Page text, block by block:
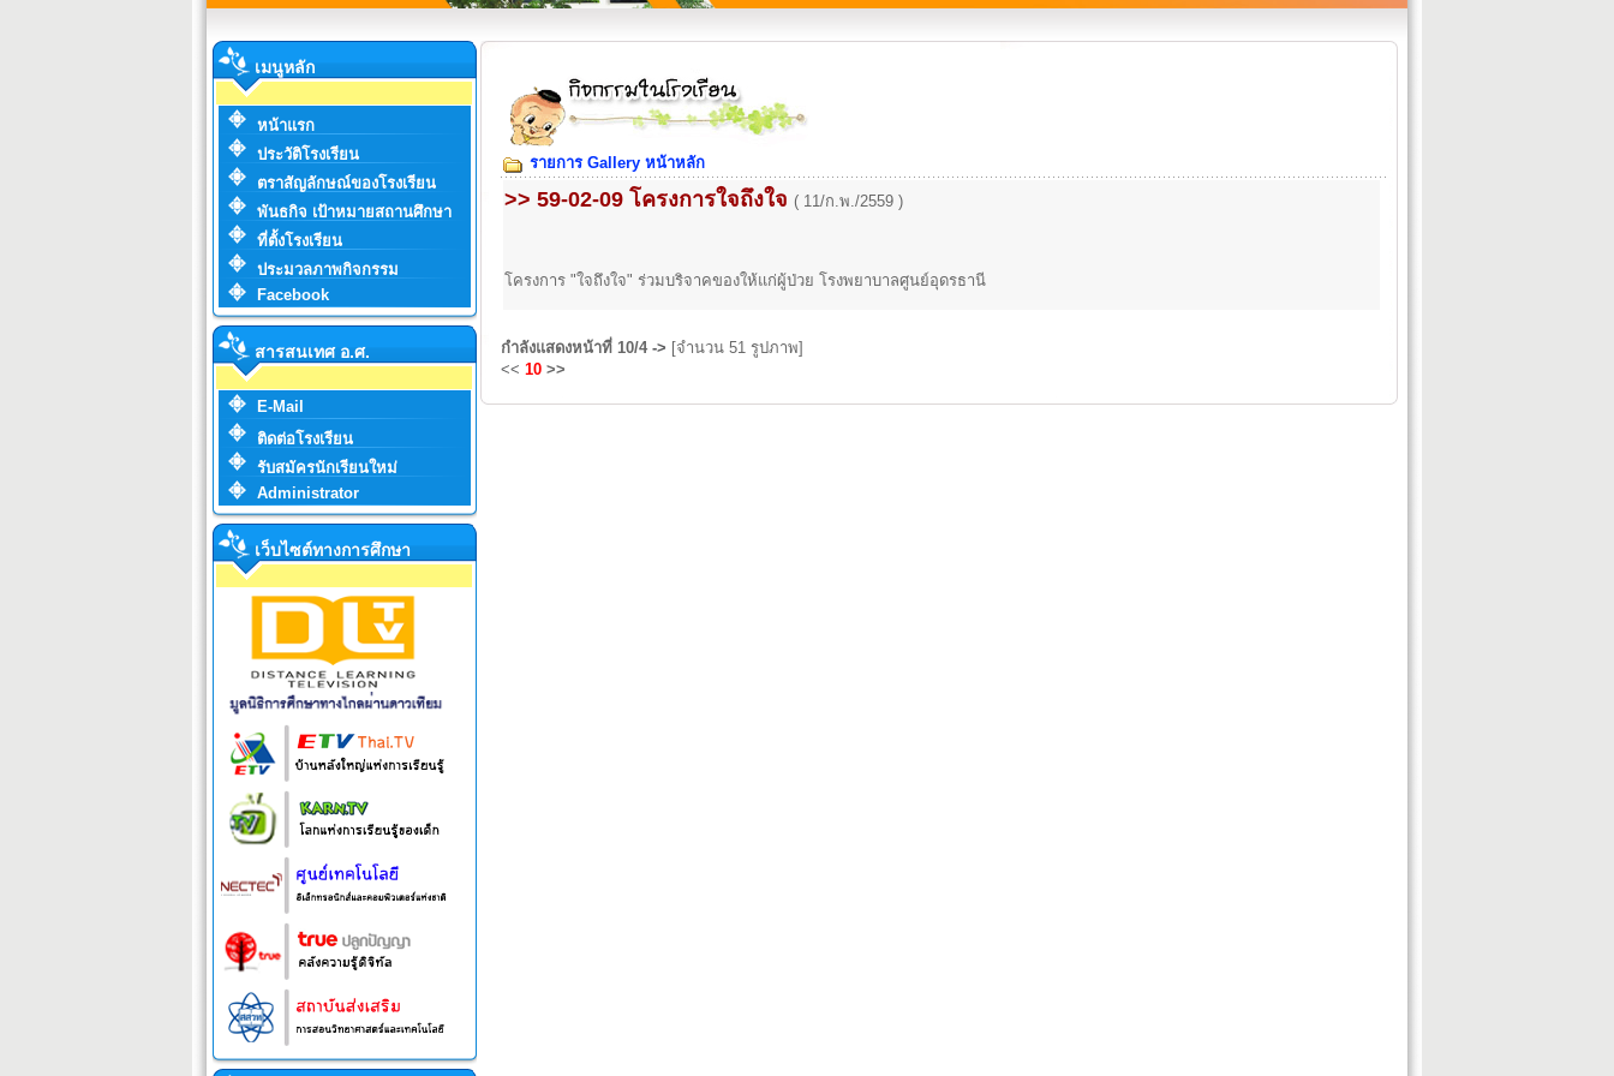
เมนูหลัก
หน้าแรก
ประวัติโรงเรียน
ตราสัญลักษณ์ของโรงเรียน
พันธกิจ เป้าหมายสถานศึกษา
ที่ตั้งโรงเรียน
ประมวลภาพกิจกรรม
Facebook
สารสนเทศ อ.ศ.
E-Mail
ติดต่อโรงเรียน
รับสมัครนักเรียนใหม่
Administrator
เว็บไซต์ทางการศึกษา
รายการ Gallery หน้าหลัก
>> 59-02-09 โครงการใจถึงใจ ( 11/ก.พ./2559 )
โครงการ "ใจถึงใจ" ร่วมบริจาคของให้แก่ผู้ป่วย โรงพยาบาลศูนย์อุดรธานี
กำลังแสดงหน้าที่ 10/4 -> [จำนวน 51 รูปภาพ]
<< 10 >>